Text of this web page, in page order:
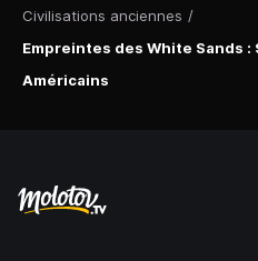
Civilisations anciennes /
Empreintes des White Sands
Américains